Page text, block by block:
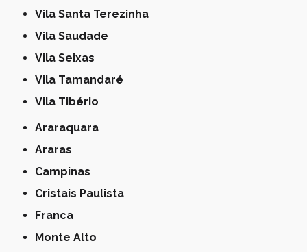
Vila Santa Terezinha
Vila Saudade
Vila Seixas
Vila Tamandaré
Vila Tibério
Araraquara
Araras
Campinas
Cristais Paulista
Franca
Monte Alto